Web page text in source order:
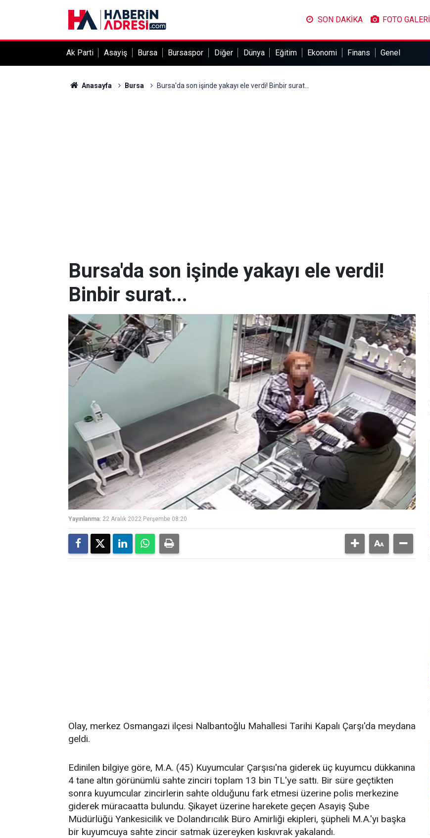
SON DAKİKA FOTO GALERİ
Ak Parti Asayiş Bursa Bursaspor Diğer Dünya Eğitim Ekonomi Finans Genel
Anasayfa Bursa Bursa'da son işinde yakayı ele verdi! Binbir surat...
Bursa'da son işinde yakayı ele verdi!
Binbir surat...
Yayınlanma: 22 Aralık 2022 Perşembe 08:20
Olay, merkez Osmangazi ilçesi Nalbantoğlu Mahallesi Tarihi Kapalı Çarşı'da meydana
geldi.
Edinilen bilgiye göre, M.A. (45) Kuyumcular Çarşısı'na giderek üç kuyumcu dükkanına
4 tane altın görünümlü sahte zinciri toplam 13 bin TL'ye sattı. Bir süre geçtikten
sonra kuyumcular zincirlerin sahte olduğunu fark etmesi üzerine polis merkezine
giderek müracaatta bulundu. Şikayet üzerine harekete geçen Asayiş Şube
Müdürlüğü Yankesicilik ve Dolandırıcılık Büro Amirliği ekipleri, şüpheli M.A.'yı başka
bir kuyumcuya sahte zincir satmak üzereyken kıskıvrak yakalandı.